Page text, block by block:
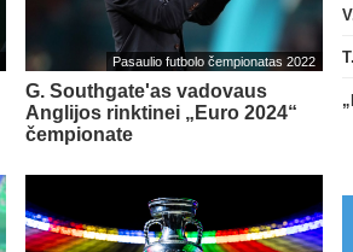
Pasaulio futbolo čempionatas 2022
G. Southgate'as vadovaus
Anglijos rinktinei „Euro 2024“
čempionate